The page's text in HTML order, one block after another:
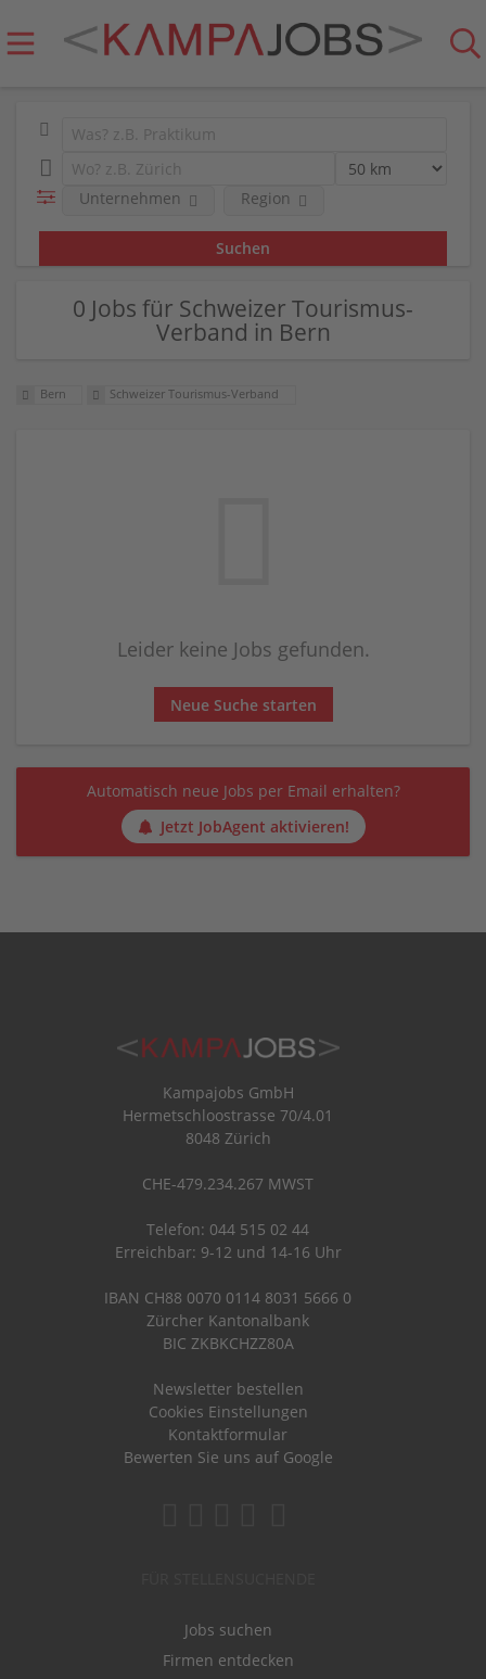
Unternehmen Region
0 Jobs für Schweizer Tourismus-
Verband in Bern
Bern Schweizer Tourismus-Verband
Leider keine Jobs gefunden.
Neue Suche starten
Automatisch neue Jobs per Email erhalten?
Jetzt JobAgent aktivieren!
Kampajobs GmbH
Hermetschloostrasse 70/4.01
8048 Zürich
CHE-479.234.267 MWST
Telefon: 044 515 02 44
Erreichbar: 9-12 und 14-16 Uhr
IBAN CH88 0070 0114 8031 5666 0
Zürcher Kantonalbank
BIC ZKBKCHZZ80A
Newsletter bestellen
Cookies Einstellungen
Kontaktformular
Bewerten Sie uns auf Google
Jobs suchen
Firmen entdecken